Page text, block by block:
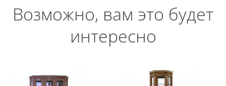
Возможно, вам это будет
интересно